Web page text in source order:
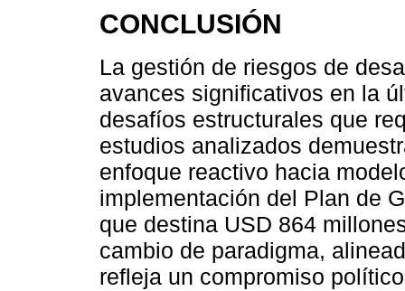
CONCLUSIÓN
La gestión de riesgos de
avances significativos en la
desafíos estructurales que
estudios analizados
enfoque reactivo hacia
implementación del Plan de
que destina USD 864
cambio de paradigma,
refleja un compromiso